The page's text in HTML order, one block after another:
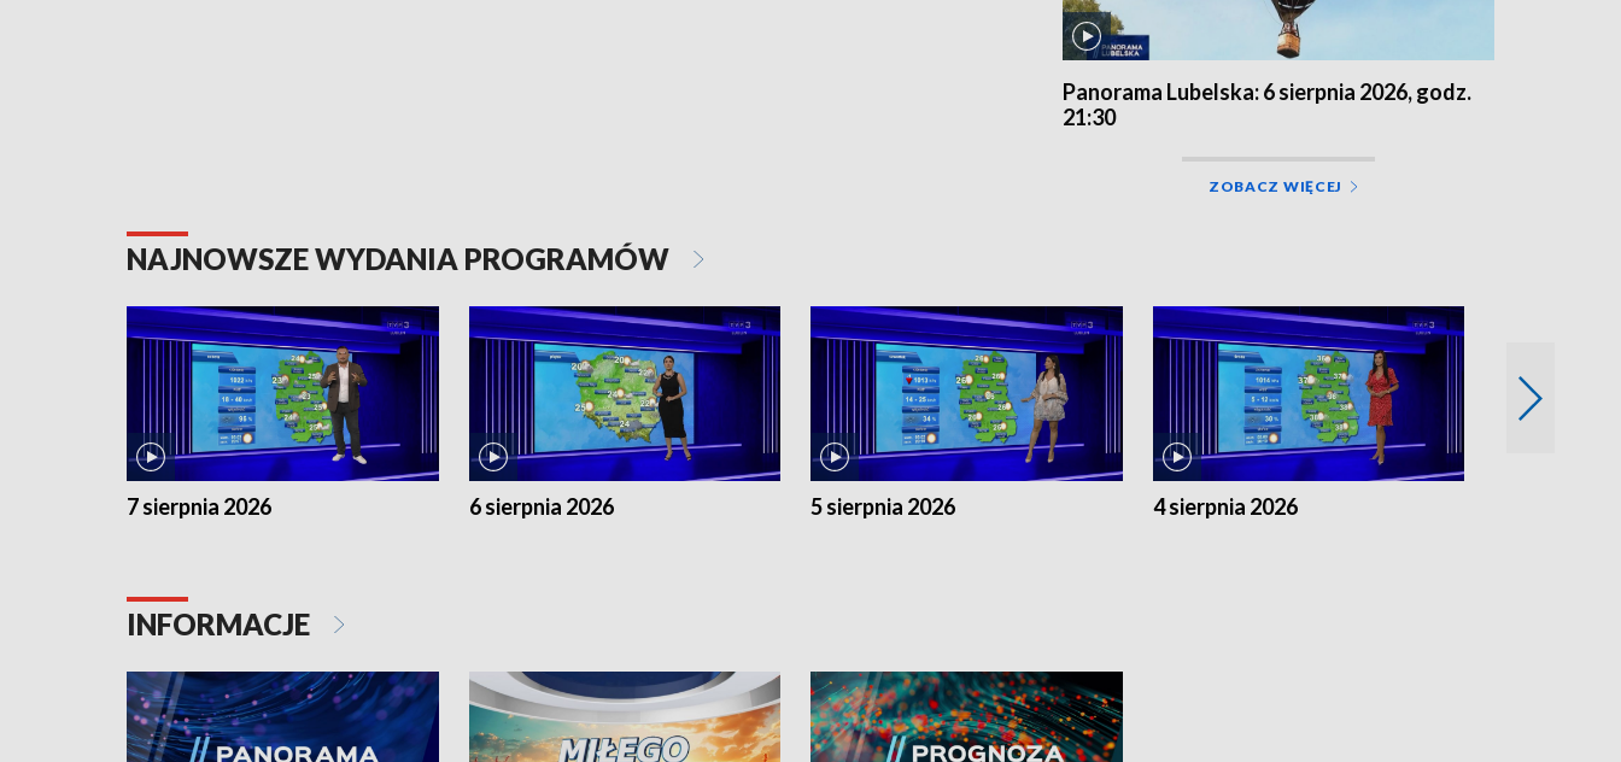
Panorama Lubelska: 6 sierpnia 2026, godz.
21:30
ZOBACZ WIĘCEJ
NAJNOWSZE WYDANIA PROGRAMÓW
7 sierpnia 2026 6 sierpnia 2026 5 sierpnia 2026 4 sierpnia 2026
INFORMACJE